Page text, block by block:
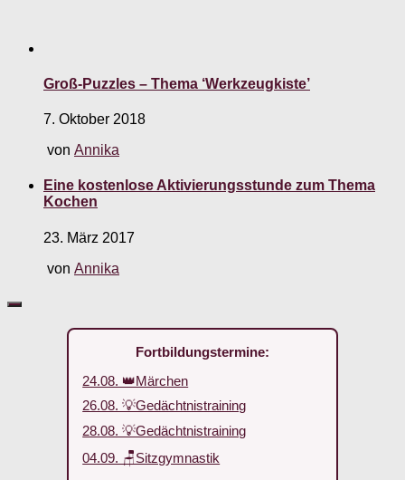
Groß-Puzzles – Thema ‘Werkzeugkiste’
7. Oktober 2018
von Annika
Eine kostenlose Aktivierungsstunde zum Thema
Kochen
23. März 2017
von Annika
Fortbildungstermine:
24.08. 👑Märchen
26.08. 💡Gedächtnistraining
28.08. 💡Gedächtnistraining
04.09. 🪑Sitzgymnastik